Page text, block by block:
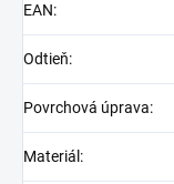
EAN:
Odtieň:
Povrchová úprava:
Materiál :